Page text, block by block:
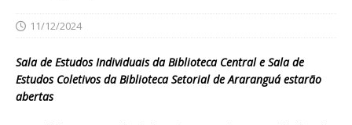
11/12/2024
Sala de Estudos Individuais da Biblioteca Central e Sala de
Estudos Coletivos da Biblioteca Setorial de Araranguá estarão
abertas